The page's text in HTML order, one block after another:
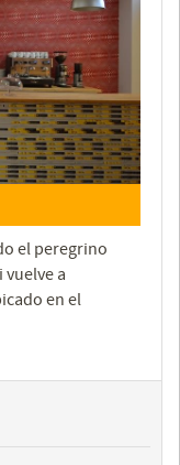
el peregrino
vuelve a
en el